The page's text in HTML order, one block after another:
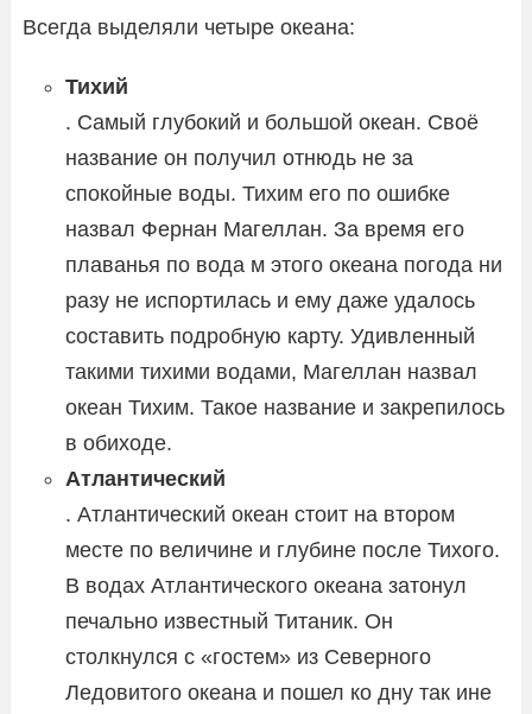
Всегда выделяли четыре океана:
Тихий
. Самый глубокий и большой океан. Своё
название он получил отнюдь не за
спокойные воды. Тихим его по ошибке
назвал Фернан Магеллан. За время его
плаванья по вода м этого океана погода ни
разу не испортилась и ему даже удалось
составить подробную карту. Удивленный
такими тихими водами, Магеллан назвал
океан Тихим. Такое название и закрепилось
в обиходе.
Атлантический
. Атлантический океан стоит на втором
месте по величине и глубине после Тихого.
В водах Атлантического океана затонул
печально известный Титаник. Он
столкнулся с «гостем» из Северного
Ледовитого океана и пошел ко дну так ине